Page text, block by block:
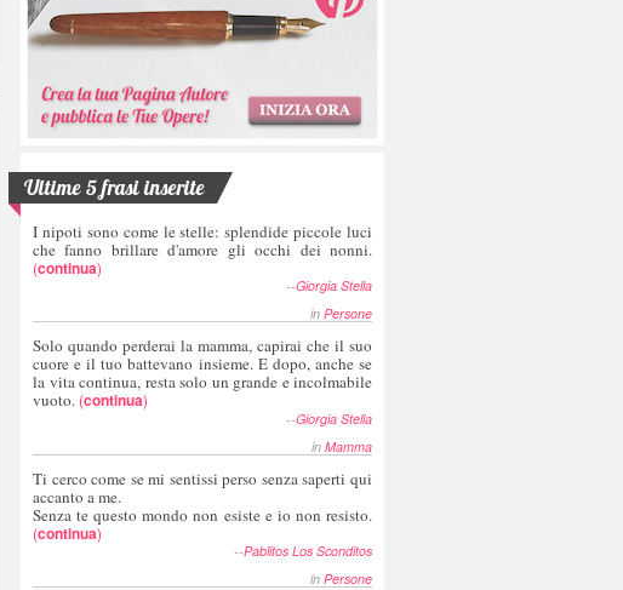
Ultime 5 frasi inserite
I nipoti sono come le stelle: splendide piccole luci
che fanno brillare d'amore gli occhi dei nonni.
(continua)
--Giorgia Stella
in Persone
Solo quando perderai la mamma, capirai che il suo
cuore e il tuo battevano insieme. E dopo, anche se
la vita continua, resta solo un grande e incolmabile
vuoto. (continua)
--Giorgia Stella
in Mamma
Ti cerco come se mi sentissi perso senza saperti qui
accanto a me.
Senza te questo mondo non esiste e io non resisto.
(continua)
--Pablitos Los Sconditos
in Persone